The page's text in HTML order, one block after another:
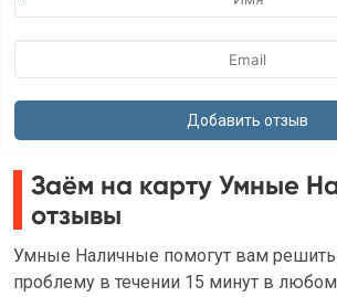
Заём на карту Умные
отзывы
Умные Наличные помогут вам
проблему в течении 15 минут в